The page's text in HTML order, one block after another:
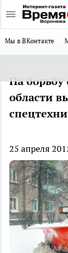
Мы в ВКонтакте
На борьбу
области
25 апреля